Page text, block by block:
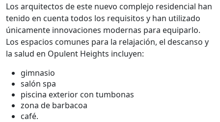
Los arquitectos de este nuevo complejo residencial han
tenido en cuenta todos los requisitos y han utilizado
únicamente innovaciones modernas para equiparlo.
Los espacios comunes para la relajación, el descanso y
la salud en Opulent Heights incluyen:
gimnasio
salón spa
piscina exterior con tumbonas
zona de barbacoa
café.